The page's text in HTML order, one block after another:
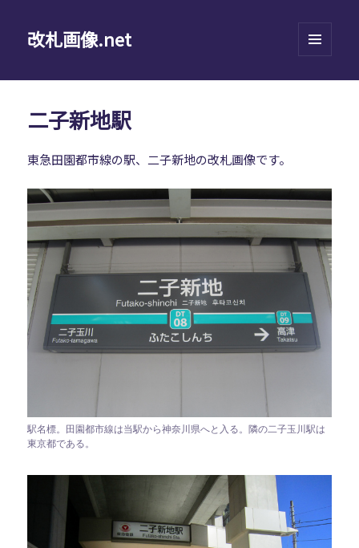
改札画像.net
ーとウ
二子新地駅
東急田園都市線の駅、二子新地の改札画像です。
駅名標。田園都市線は当駅から神奈川県へと入る。隣の二子玉川駅は
東京都である。